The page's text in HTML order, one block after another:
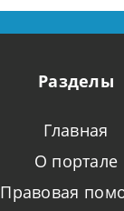
Разделы
Главная
О портале
Правовая